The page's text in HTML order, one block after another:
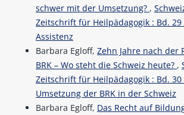
schwer mit der Umsetzung? ,
Zeitschrift für Heilpädagogik : Bd. 29
Assistenz
Barbara Egloff, Zehn Jahre nach der
BRK – Wo steht die Schweiz heute? ,
Zeitschrift für Heilpädagogik : Bd. 30
Umsetzung der BRK in der Schweiz
Barbara Egloff, Das Recht auf